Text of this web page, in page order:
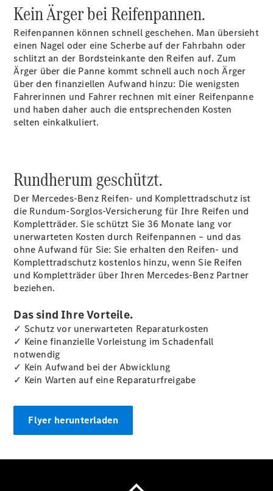
Kontaktformular
Servicetermin
buchen
Anbieter/Datenschutz
Kein Ärger bei Reifenpannen.
Reifenpannen können schnell geschehen. Man übersieht
einen Nagel oder eine Scherbe auf der Fahrbahn oder
schlitzt an der Bordsteinkante den Reifen auf. Zum
Ärger über die Panne kommt schnell auch noch Ärger
über den finanziellen Aufwand hinzu: Die wenigsten
Fahrerinnen und Fahrer rechnen mit einer Reifenpanne
und haben daher auch die entsprechenden Kosten
selten einkalkuliert.
Rundherum geschützt.
Der Mercedes-Benz Reifen- und Komplettradschutz ist
die Rundum-Sorglos-Versicherung für Ihre Reifen und
Kompletträder. Sie schützt Sie 36 Monate lang vor
unerwarteten Kosten durch Reifenpannen – und das
ohne Aufwand für Sie: Sie erhalten den Reifen- und
Komplettradschutz kostenlos hinzu, wenn Sie Reifen
und Kompletträder über Ihren Mercedes-Benz Partner
beziehen.
Das sind Ihre Vorteile.
✓ Schutz vor unerwarteten Reparaturkosten
✓ Keine finanzielle Vorleistung im Schadenfall
notwendig
✓ Kein Aufwand bei der Abwicklung
✓ Kein Warten auf eine Reparaturfreigabe
Flyer herunterladen